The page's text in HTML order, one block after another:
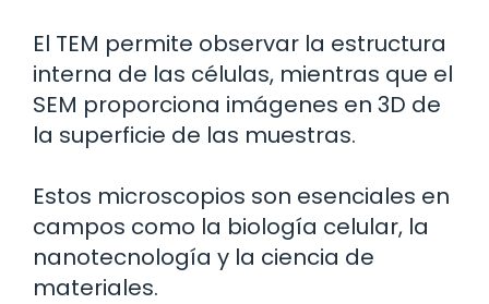
El TEM permite observar la estructura
interna de las células, mientras que el
SEM proporciona imágenes en 3D de
la superficie de las muestras.
Estos microscopios son esenciales en
campos como la biología celular, la
nanotecnología y la ciencia de
materiales.